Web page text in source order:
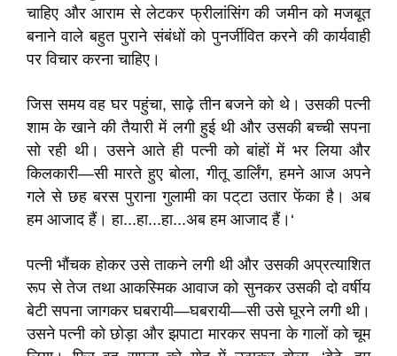
चाहिए और आराम से लेटकर फ्रीलांसिंग की जमीन को मजबूत
बनाने वाले बहुत पुराने संबंधों को पुनर्जीवित करने की कार्यवाही
पर विचार करना चाहिए।
जिस समय वह घर पहुंचा, साढ़े तीन बजने को थे। उसकी पत्नी
शाम के खाने की तैयारी में लगी हुई थी और उसकी बच्ची सपना
सो रही थी। उसने आते ही पत्नी को बांहों में भर लिया और
किलकारी—सी मारते हुए बोला, गीतू डार्लिंग, हमने आज अपने
गले से छह बरस पुराना गुलामी का पट्‌टा उतार फेंका है। अब
हम आजाद हैं। हा...हा...हा...अब हम आजाद हैं।‘
पत्नी भौंचक होकर उसे ताकने लगी थी और उसकी अप्रत्याशित
रूप से तेज तथा आकस्मिक आवाज को सुनकर उसकी दो वर्षीय
बेटी सपना जागकर घबरायी—घबरायी—सी उसे घूरने लगी थी।
उसने पत्नी को छोड़ा और झपाटा मारकर सपना के गालों को चूम